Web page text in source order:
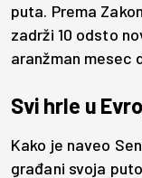
puta. Prema
zadrži 10 odsto
aranžman mesec
Svi hrle u
Kako je naveo
građani svoja